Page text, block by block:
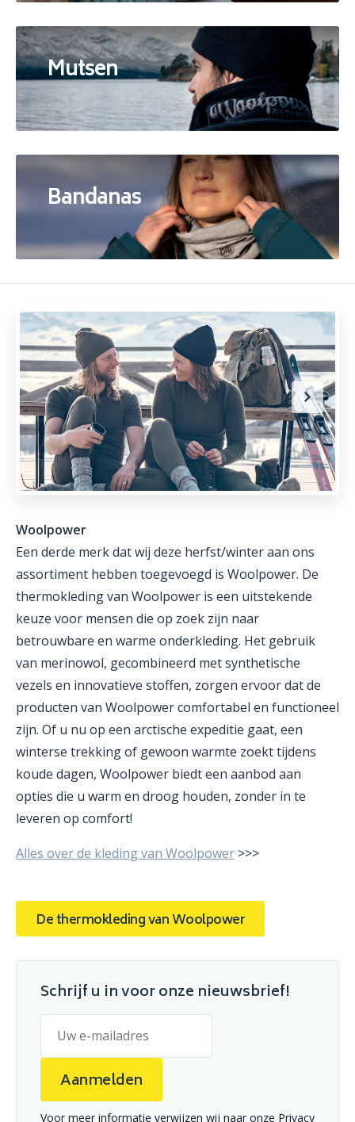
Mutsen
Bandanas
Woolpower
Een derde merk dat wij deze herfst/winter aan ons
assortiment hebben toegevoegd is Woolpower. De
thermokleding van Woolpower is een uitstekende
keuze voor mensen die op zoek zijn naar
betrouwbare en warme onderkleding. Het gebruik
van merinowol, gecombineerd met synthetische
vezels en innovatieve stoffen, zorgen ervoor dat de
producten van Woolpower comfortabel en functioneel
zijn. Of u nu op een arctische expeditie gaat, een
winterse trekking of gewoon warmte zoekt tijdens
koude dagen, Woolpower biedt een aanbod aan
opties die u warm en droog houden, zonder in te
leveren op comfort!
Alles over de kleding van Woolpower >>>
De thermokleding van Woolpower
Schrijf u in voor onze nieuwsbrief!
Aanmelden
Voor meer informatie verwijzen wij naar onze Privacy